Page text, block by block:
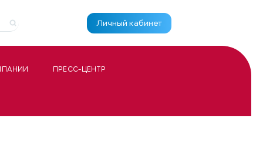
Личный кабинет
ПРЕСС-ЦЕНТР